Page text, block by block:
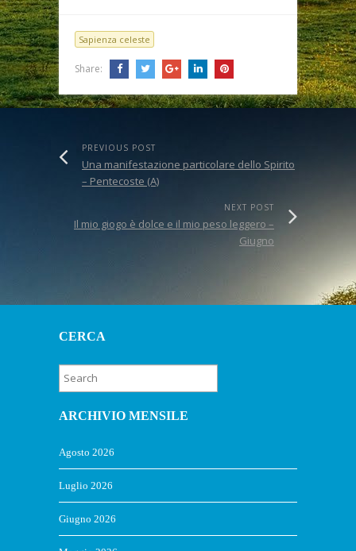
Sapienza celeste
Share:
PREVIOUS POST
Una manifestazione particolare dello Spirito
– Pentecoste (A)
NEXT POST
Il mio giogo è dolce e il mio peso leggero –
Giugno
CERCA
ARCHIVIO MENSILE
Agosto 2026
Luglio 2026
Giugno 2026